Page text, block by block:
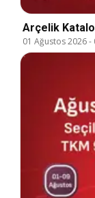
Arçelik
01 Ağustos 2026-